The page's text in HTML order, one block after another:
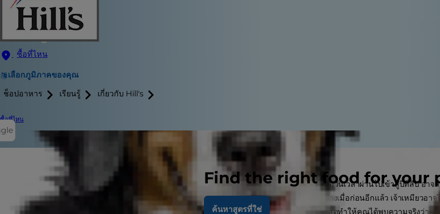
ซื้อที่ไหน
เลือกภูมิภาคของคุณ
ช็อปอาหาร เรียนรู้ เกี่ยวกับ Hill's
ซื้อที่ไหน
Find the right food for your
ค้นหาสูตรที่ใช่
คุณและลูกแมวผ่านร้อนผ่านหนาวมาด้วยกัน เมื่อวันเวลาผ่านไปเข้าสู่ปีที่สิบ อาจลื
ของคุณไม่ใช่ลูกแมวที่กระฉับกระเฉงเหมือนอย่างเมื่อก่อนอีกแล้ว เจ้าเหมียวอ
กำลังแก่ตัวลง แต่บางทีการตรวจสุขภาพครั้งล่าสุดทำให้คุณได้พบความจริงว่า